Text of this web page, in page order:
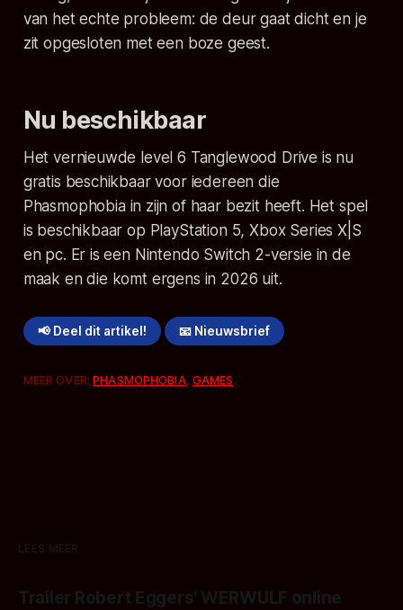
van het echte probleem: de deur gaat dicht en je
zit opgesloten met een boze geest.
Nu beschikbaar
Het vernieuwde level 6 Tanglewood Drive is nu
gratis beschikbaar voor iedereen die
Phasmophobiain zijn of haar bezit heeft. Het spel
is beschikbaar op PlayStation 5, Xbox Series X|S
en pc. Er is een Nintendo Switch 2-versie in de
maak en die komt ergens in 2026 uit.
📢 Deel dit artikel! 📧 Nieuwsbrief
MEER OVER:PHASMOPHOBIA, GAMES
LEES MEER
Trailer Robert Eggers' WERWULF online